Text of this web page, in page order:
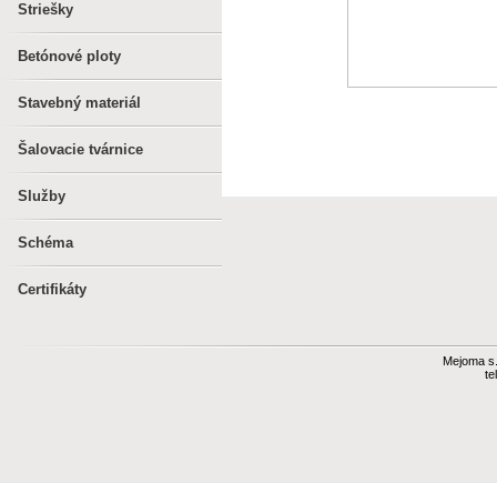
Striešky
Betónové ploty
Stavebný materiál
Šalovacie tvárnice
Služby
Schéma
Certifikáty
Mejoma